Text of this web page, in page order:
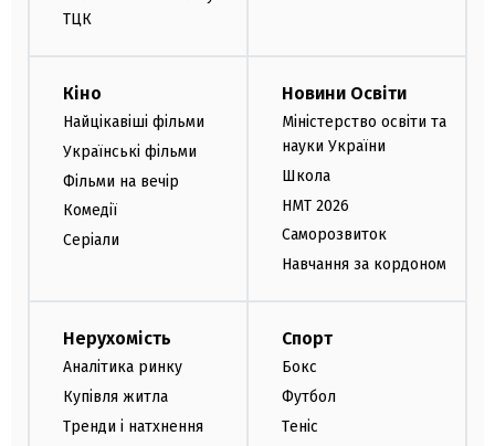
ТЦК
Кіно
Найцікавіші фільми
Українські фільми
Фільми на вечір
Комедії
Серіали
Новини Освіти
Міністерство освіти та
науки України
Школа
НМТ 2026
Саморозвиток
Навчання за кордоном
Нерухомість
Аналітика ринку
Купівля житла
Тренди і натхнення
Спорт
Бокс
Футбол
Теніс